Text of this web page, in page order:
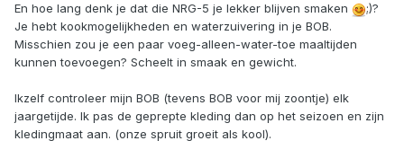
En hoe lang denk je dat die NRG-5 je lekker blijven smaken
;)?
Je hebt kookmogelijkheden en waterzuivering in je BOB.
Misschien zou je een paar voeg-alleen-water-toe maaltijden
kunnen toevoegen? Scheelt in smaak en gewicht.
Ikzelf controleer mijn BOB (tevens BOB voor mij zoontje) elk
jaargetijde. Ik pas de geprepte kleding dan op het seizoen en zijn
kledingmaat aan. (onze spruit groeit als kool).